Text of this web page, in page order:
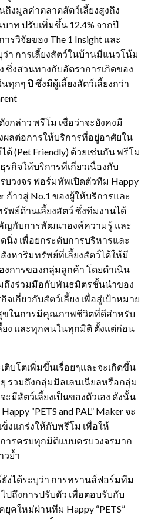
ถึงมูลค่าตลาดสัตว์เลี้ยงสูงถึง
าท ปรับเพิ่มขึ้น 12.4% จากปี
รวิจัยของ The 1 Insight และ
ว่า การเลี้ยงสัตว์ในบ้านมีแนวโน้ม
ซึ่งสวนทางกับอัตราการเกิดของ
ทุกๆ ปี ซึ่งมีผู้เลี้ยงสัตว์เลี้ยงกว่า
กล่าว พรีโม เชื่อว่าจะยังคงมี
ผลต่อการให้บริการที่อยู่อาศัยใน
ด้ (Pet Friendly) ด้วยเช่นกัน พรีโม
รกิจให้บริการที่เกี่ยวเนื่องกับ
วงจร ฟอร์มทัพเปิดตัวทีม Happy
ก้าวสู่ No.1 ของผู้ให้บริการและ
พย์ด้านเลี้ยงสัตว์ ซึ่งทีมงานได้
ญกับการพัฒนาองค์ความรู้ และ
นิ่ง เพื่อยกระดับการบริหารและ
งหาริมทรัพย์ที่เลี้ยงสัตว์ได้ให้มี
งการของกลุ่มลูกค้า โดยดำเนิน
ถึงร่วมมือกับพันธมิตรชั้นนำของ
เกี่ยวกับสัตว์เลี้ยง เพื่อสู่เป้าหมาย
ขในการมีคุณภาพชีวิตที่ดีสำหรับ
ยง และทุกคนในทุกมิติ ตั้งแต่ก่อน
ติบโตเพิ่มขึ้นเรื่อยๆและจะเกิดขึ้น
รวมถึงกลุ่มมิลเลนเนียลหรือกลุ่ม
ะมีสัตว์เลี้ยงเป็นของตัวเอง ดังนั้น
“PETS and PAL” Maker จะ
งแกร่งให้กับพรีโม เพื่อให้
ารครบทุกมิติแบบครบวงจรมาก
วย้ำ
งได้ระบุว่า การทรานส์ฟอร์มทีม
ปถึงการปรับตัว เพื่อตอบรับกับ
คใหม่ผ่านทีม Happy “PETS”